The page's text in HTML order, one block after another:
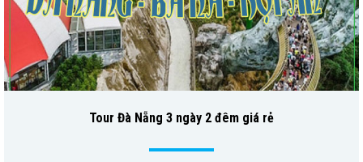
Tour Đà Nẵng 3 ngày 2 đêm giá rẻ